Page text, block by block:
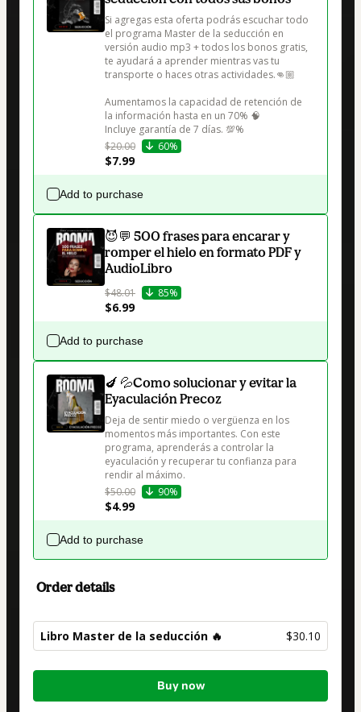
Si agregas esta oferta podrás escuchar todo
el programa Master de la seducción en
versión audio mp3 + todos los bonos gratis,
te ayudará a aprender mientras vas tu
transporte o haces otras actividades.👊🏼
Aumentamos la capacidad de retención de
la información hasta en un 70% 🧠
$20.00
60%
$7.99
Add to purchase
😈💬 500 frases para encarar y
romper el hielo en formato PDF y
AudioLibro
$48.01 85%
$6.99
Add to purchase
🍆 💦Como solucionar y evitar la
Eyaculación Precoz
Deja de sentir miedo o vergüenza en los
momentos más importantes. Con este
programa, aprenderás a controlar la
eyaculación y recuperar tu confianza para
$50.00
90%
$4.99
Add to purchase
Order details
Libro Master de la seducción 🔥 $30.10
Total
Buy now